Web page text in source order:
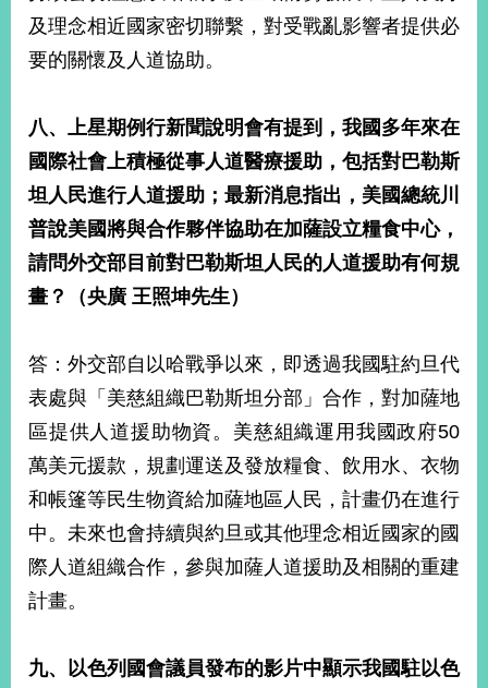
及理念相近國家密切聯繫，對受戰亂影響者提供必
要的關懷及人道協助。
八、上星期例行新聞說明會有提到，我國多年來在
國際社會上積極從事人道醫療援助，包括對巴勒斯
坦人民進行人道援助；最新消息指出，美國總統川
普說美國將與合作夥伴協助在加薩設立糧食中心，
請問外交部目前對巴勒斯坦人民的人道援助有何規
畫？（央廣 王照坤先生）
答：外交部自以哈戰爭以來，即透過我國駐約旦代
表處與「美慈組織巴勒斯坦分部」合作，對加薩地
區提供人道援助物資。美慈組織運用我國政府50
萬美元援款，規劃運送及發放糧食、飲用水、衣物
和帳篷等民生物資給加薩地區人民，計畫仍在進行
中。未來也會持續與約旦或其他理念相近國家的國
際人道組織合作，參與加薩人道援助及相關的重建
計畫。
九、以色列國會議員發布的影片中顯示我國駐以色